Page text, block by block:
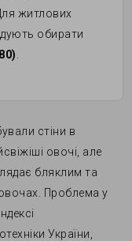
житлових
обирати
стіни в
овочі, але
бляклим та
Проблема у
України,